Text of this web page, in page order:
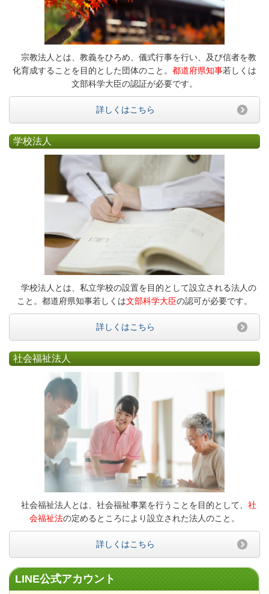
宗教法人とは、教義をひろめ、儀式行事を行い、及び信者を教
化育成することを目的とした団体のこと。 都道府県知事若しくは
文部科学大臣の認証が必要です。
詳しくはこちら
学校法人
学校法人とは、私立学校の設置を目的として設立される法人の
こと。都道府県知事若しくは文部科学大臣の認可が必要です。
詳しくはこちら
社会福祉法人
社会福祉法人とは、社会福祉事業を行うことを目的として、 社
会福祉法の定めるところにより設立された法人のこと。
詳しくはこちら
LINE公式アカウント